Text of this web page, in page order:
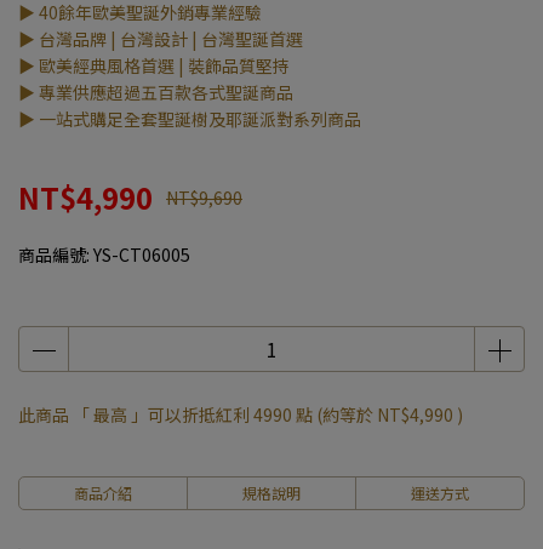
▶ 40餘年歐美聖誕外銷專業經驗
▶ 台灣品牌 | 台灣設計 | 台灣聖誕首選
▶ 歐美經典風格首選 | 裝飾品質堅持
▶ 專業供應超過五百款各式聖誕商品
▶ 一站式購足全套聖誕樹及耶誕派對系列商品
NT$4,990 NT$9,690
商品編號: YS-CT06005
此商品 「 最高 」可以折抵紅利 4990 點 (約等於 NT$4,990 )
商品介紹 規格說明 運送方式